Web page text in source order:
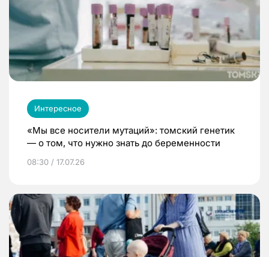
Интересное
«Мы все носители мутаций»: томский генетик
— о том, что нужно знать до беременности
08:30 / 17.07.26